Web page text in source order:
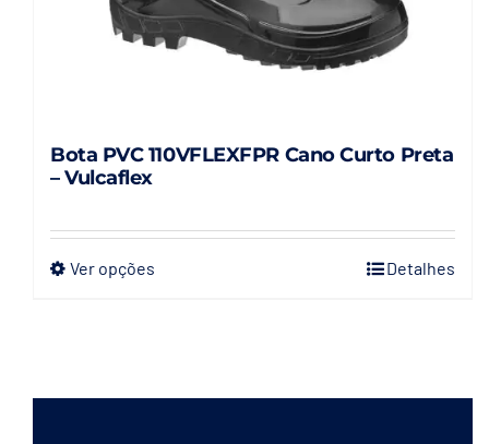
Bota PVC 110VFLEXFPR Cano Curto Preta
– Vulcaflex
Ver opçõesEste
variantes.
Detalhes